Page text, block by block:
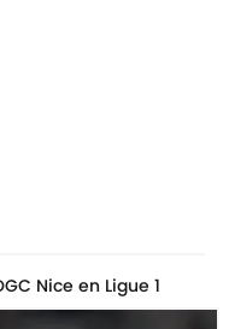
Nice en Ligue 1